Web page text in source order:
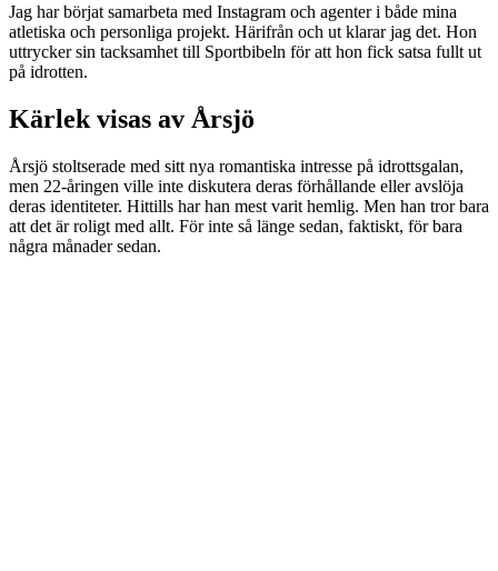
Jag har börjat samarbeta med Instagram och agenter i både mina
atletiska och personliga projekt. Härifrån och ut klarar jag det. Hon
uttrycker sin tacksamhet till Sportbibeln för att hon fick satsa fullt ut
på idrotten.
Kärlek visas av Årsjö
Årsjö stoltserade med sitt nya romantiska intresse på idrottsgalan,
men 22-åringen ville inte diskutera deras förhållande eller avslöja
deras identiteter. Hittills har han mest varit hemlig. Men han tror bara
att det är roligt med allt. För inte så länge sedan, faktiskt, för bara
några månader sedan.